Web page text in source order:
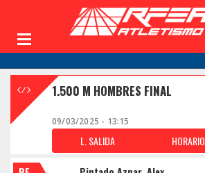
1.500 M HOMBRES FINAL
09/03/2025 - 13:15
L. SALIDA HORARIO